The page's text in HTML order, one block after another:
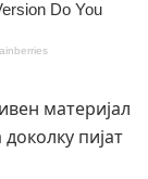
материјал
пијат